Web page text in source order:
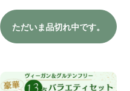
ただいま品切れ中です。